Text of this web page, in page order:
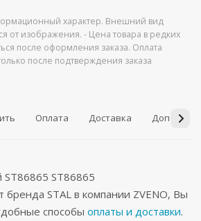
характер. Внешний вид
от изображения. - Цена товара в редких
после оформления заказа. Оплата
после подтверждения заказа
Оплата Доставка
ST86865
бренда STAL в компании ZVENO, Вы
способы оплаты и доставки.